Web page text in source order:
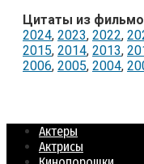
Цитаты из
2024, 2023, 2022,
2015, 2014, 2013,
2006, 2005, 2004,
Актеры
Актрисы